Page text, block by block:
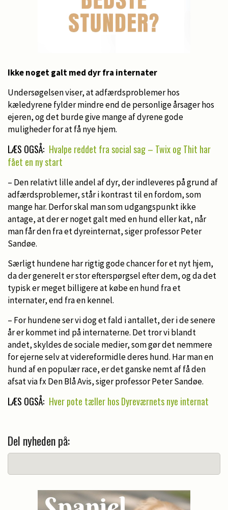
Ikke noget galt med dyr fra internater
Undersøgelsen viser, at adfærdsproblemer hos
kæledyrene fylder mindre end de personlige årsager hos
ejeren, og det burde give mange af dyrene gode
muligheder for at få nye hjem.
LÆS OGSÅ: Hvalpe reddet fra social sag – Twix og Thit har
fået en ny start
– Den relativt lille andel af dyr, der indleveres på grund af
adfærdsproblemer, står i kontrast til en fordom, som
mange har. Derfor skal man som udgangspunkt ikke
antage, at der er noget galt med en hund eller kat, når
man får den fra et dyreinternat, siger professor Peter
Sandøe.
Særligt hundene har rigtig gode chancer for et nyt hjem,
da der generelt er stor efterspørgsel efter dem, og da det
typisk er meget billigere at købe en hund fra et
internater, end fra en kennel.
– For hundene ser vi dog et fald i antallet, der i de senere
år er kommet ind på internaterne. Det tror vi blandt
andet, skyldes de sociale medier, som gør det nemmere
for ejerne selv at videreformidle deres hund. Har man en
hund af en populær race, er det ganske nemt af få den
afsat via fx Den Blå Avis, siger professor Peter Sandøe.
LÆS OGSÅ: Hver pote tæller hos Dyreværnets nye internat
Del nyheden på: